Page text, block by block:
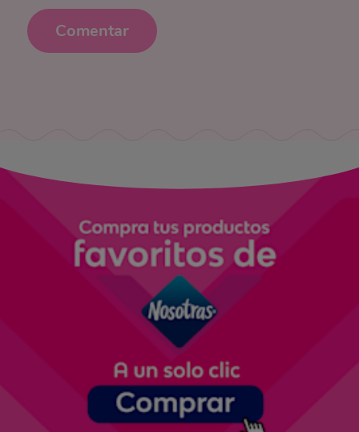
Comentar